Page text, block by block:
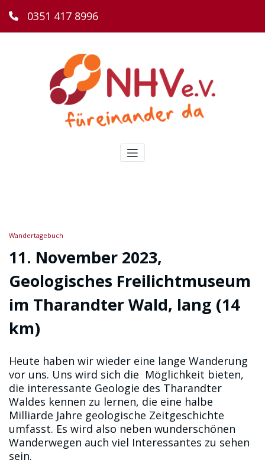
0351 417 8996
Wandertagebuch
11. November 2023,
Geologisches Freilichtmuseum
im Tharandter Wald, lang (14
km)
Heute haben wir wieder eine lange Wanderung
vor uns. Uns wird sich die Möglichkeit bieten,
die interessante Geologie des Tharandter
Waldes kennen zu lernen, die eine halbe
Milliarde Jahre geologische Zeitgeschichte
umfasst. Es wird also neben wunderschönen
Wanderwegen auch viel Interessantes zu sehen
sein.